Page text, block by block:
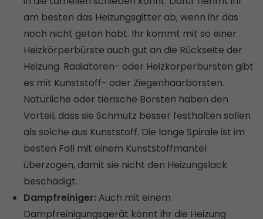
am besten das Heizungsgitter ab, wenn ihr das
noch nicht getan habt. Ihr kommt mit so einer
Heizkörperbürste auch gut an die Rückseite der
Heizung. Radiatoren- oder Heizkörperbürsten gibt
es mit Kunststoff- oder Ziegenhaarborsten.
Natürliche oder tierische Borsten haben den
Vorteil, dass sie Schmutz besser festhalten sollen
als solche aus Kunststoff. Die lange Spirale ist im
besten Fall mit einem Kunststoffmantel
überzogen, damit sie nicht den Heizungslack
beschädigt.
Dampfreiniger: Auch mit einem
Dampfreinigungsgerät könnt ihr die Heizung